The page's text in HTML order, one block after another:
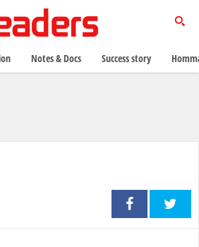
Notes & Docs Success story